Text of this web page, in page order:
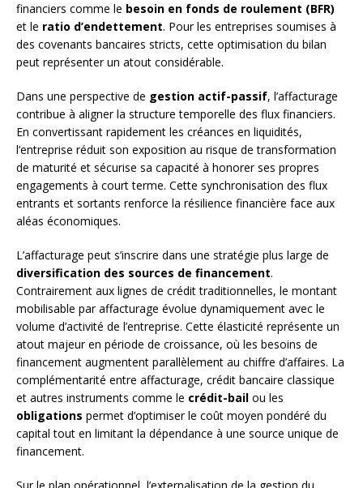
financiers comme le besoin en fonds de roulement (BFR)
et le ratio d’endettement. Pour les entreprises soumises à
des covenants bancaires stricts, cette optimisation du bilan
peut représenter un atout considérable.
Dans une perspective de gestion actif-passif, l’affacturage
contribue à aligner la structure temporelle des flux financiers.
En convertissant rapidement les créances en liquidités,
l’entreprise réduit son exposition au risque de transformation
de maturité et sécurise sa capacité à honorer ses propres
engagements à court terme. Cette synchronisation des flux
entrants et sortants renforce la résilience financière face aux
aléas économiques.
L’affacturage peut s’inscrire dans une stratégie plus large de
diversification des sources de financement.
Contrairement aux lignes de crédit traditionnelles, le montant
mobilisable par affacturage évolue dynamiquement avec le
volume d’activité de l’entreprise. Cette élasticité représente un
atout majeur en période de croissance, où les besoins de
financement augmentent parallèlement au chiffre d’affaires. La
complémentarité entre affacturage, crédit bancaire classique
et autres instruments comme le crédit-bail ou les
obligations permet d’optimiser le coût moyen pondéré du
capital tout en limitant la dépendance à une source unique de
financement.